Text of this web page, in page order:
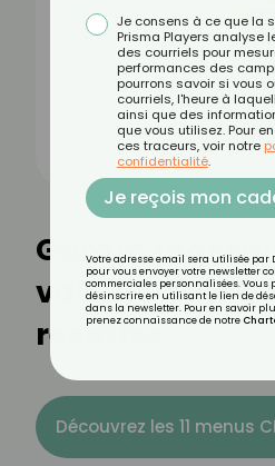
Garam
valeurs
recettes
Découvrez les 11 menus
Je consens à ce que la
Prisma Players analyse
des courriels pour
performances des
pourrons savoir si vous
courriels, l'heure à
ainsi que des
que vous utilisez. Pour
ces traceurs, voir notre
confidentialité.
Je reçois mon
Votre adresse email sera utilisée par
pour vous envoyer votre newsletter
commerciales personnalisées. Vous
désinscrire en utilisant le lien de
dans la newsletter. Pour en savoir
prenez connaissance de notre